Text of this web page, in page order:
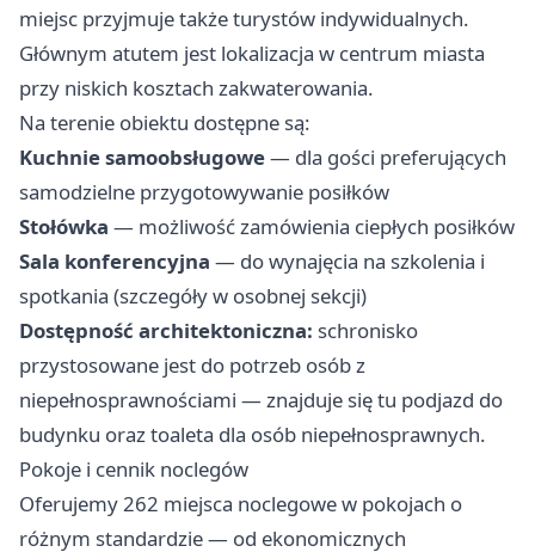
miejsc przyjmuje także turystów indywidualnych.
Głównym atutem jest lokalizacja w centrum miasta
przy niskich kosztach zakwaterowania.
Na terenie obiektu dostępne są:
Kuchnie samoobsługowe— dla gości preferujących
samodzielne przygotowywanie posiłków
Stołówka — możliwość zamówienia ciepłych posiłków
Sala konferencyjna — do wynajęcia na szkolenia i
spotkania (szczegóły w osobnej sekcji)
Dostępność architektoniczna: schronisko
przystosowane jest do potrzeb osób z
niepełnosprawnościami — znajduje się tu podjazd do
budynku oraz toaleta dla osób niepełnosprawnych.
Pokoje i cennik noclegów
Oferujemy 262 miejsca noclegowe w pokojach o
różnym standardzie — od ekonomicznych